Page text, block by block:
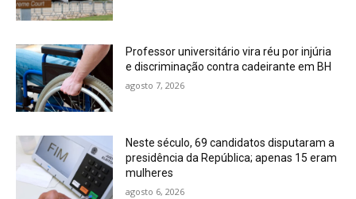
Professor universitário vira réu por injúria
e discriminação contra cadeirante em BH
agosto 7, 2026
Neste século, 69 candidatos disputaram a
presidência da República; apenas 15 eram
mulheres
agosto 6, 2026